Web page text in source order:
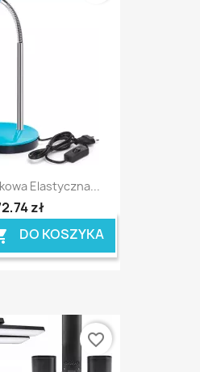
Elastyczna...
zł
DO KOSZYKA
favorite_border